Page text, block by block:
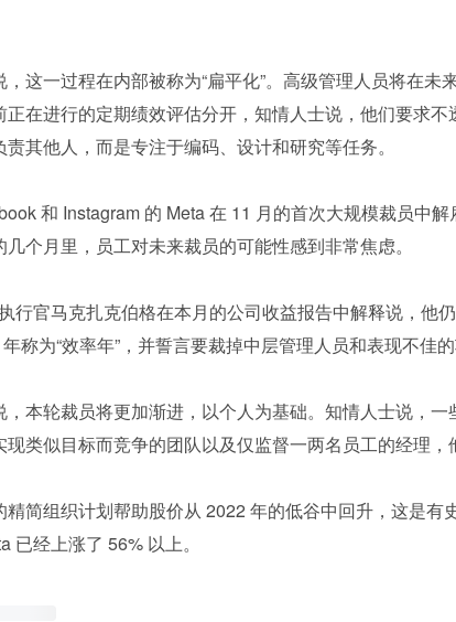
这一过程在内部被称为“扁平化”。高级管理人员将在未
正在进行的定期绩效评估分开，知情人士说，他们要求
其他人，而是专注于编码、设计和研究等任务。
和 Instagram 的 Meta 在 11 月的首次大规模裁员中解
几个月里，员工对未来裁员的可能性感到非常焦虑。
行官马克扎克伯格在本月的公司收益报告中解释说，他
称为“效率年”，并誓言要裁掉中层管理人员和表现不佳的
，本轮裁员将更加渐进，以个人为基础。知情人士说，
现类似目标而竞争的团队以及仅监督一两名员工的经理，
精简组织计划帮助股价从 2022 年的低谷中回升，这是有
已经上涨了 56% 以上。